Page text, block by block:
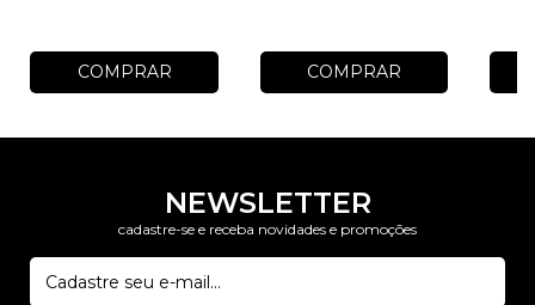
COMPRAR COMPRAR
NEWSLETTER
cadastre-se e receba novidades e promoções